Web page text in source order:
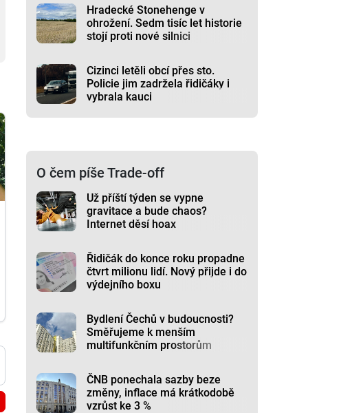
Hradecké Stonehenge v
ohrožení. Sedm tisíc let historie
stojí proti nové silnici
Cizinci letěli obcí přes sto.
Policie jim zadržela řidičáky i
vybrala kauci
O čem píše Trade-off
Už příští týden se vypne
gravitace a bude chaos?
Internet děsí hoax
Řidičák do konce roku propadne
čtvrt milionu lidí. Nový přijde i do
výdejního boxu
Bydlení Čechů v budoucnosti?
Směřujeme k menším
multifunkčním prostorům
ČNB ponechala sazby beze
změny, inflace má krátkodobě
vzrůst ke 3 %